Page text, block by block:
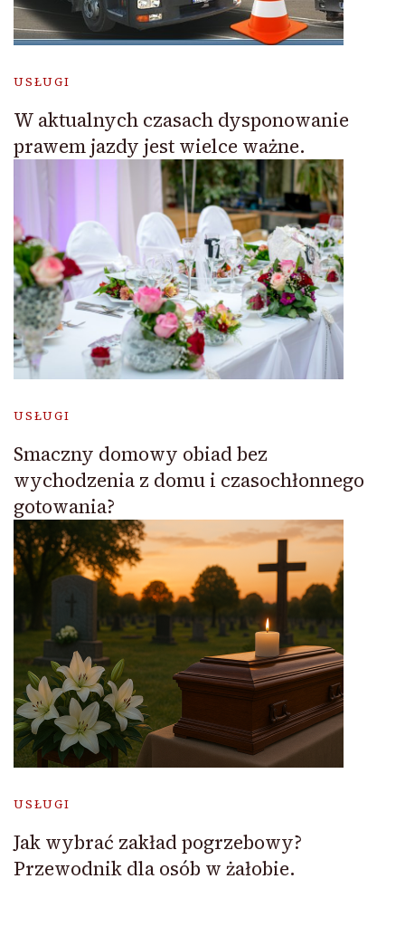
USŁUGI
W aktualnych czasach dysponowanie
prawem jazdy jest wielce ważne.
USŁUGI
Smaczny domowy obiad bez
wychodzenia z domu i czasochłonnego
gotowania?
USŁUGI
Jak wybrać zakład pogrzebowy?
Przewodnik dla osób w żałobie.